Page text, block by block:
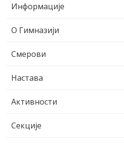
Информације
О Гимназији
Смерови
Настава
Активности
Секције